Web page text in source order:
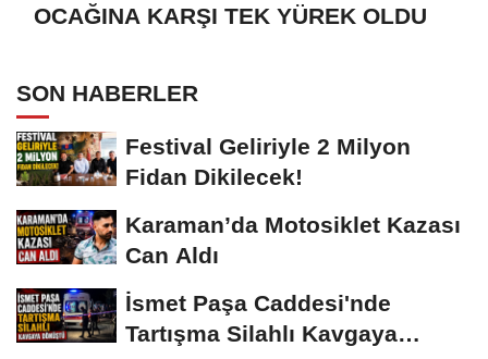
OCAĞINA KARŞI TEK YÜREK OLDU
SON HABERLER
Festival Geliriyle 2 Milyon
Fidan Dikilecek!
Karaman’da Motosiklet Kazası
Can Aldı
İsmet Paşa Caddesi'nde
Tartışma Silahlı Kavgaya